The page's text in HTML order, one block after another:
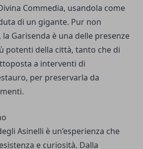
Commedia, usandola come
di un gigante. Pur non
Garisenda è una delle presenze
potenti della città, tanto che di
a interventi di
per preservarla da
Asinelli è un’esperienza che
e curiosità. Dalla